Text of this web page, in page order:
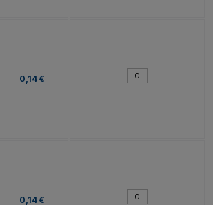
0,14 €
0,14 €